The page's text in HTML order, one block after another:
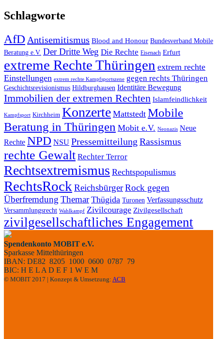
Schlagworte
AfD Antisemitismus Blood and Honour Bundesverband Mobile
Beratung e.V. Der Dritte Weg Die Rechte Eisenach Erfurt
extreme Rechte Thüringen extrem rechte
Einstellungen extrem rechte Kampfsportszene gegen rechts Thüringen
Geschichtsrevisionismus Hildburghausen Identitäre Bewegung
Immobilien der extremen Rechten Islamfeindlichkeit
Kampfsport Kirchheim Konzerte Mattstedt Mobile
Beratung in Thüringen Mobit e.V. Neonazis Neue
Rechte NPD NSU Pressemitteilung Rassismus
rechte Gewalt Rechter Terror
Rechtsextremismus Rechtspopulismus
RechtsRock ReichsbürgerRock gegen
Überfremdung Themar Thügida Turonen Verfassungsschutz
Versammlungsrecht Wahlkampf Zivilcourage Zivilgesellschaft
zivilgesellschaftliches Engagement
Spendenkonto MOBIT e.V.
Sparkasse Mittelthüringen
IBAN: DE82 8205 1000 0600 0787 79
BIC: H E L A D E F 1 W E M
© MOBIT 2017 | Konzept & Umsetzung: ACB